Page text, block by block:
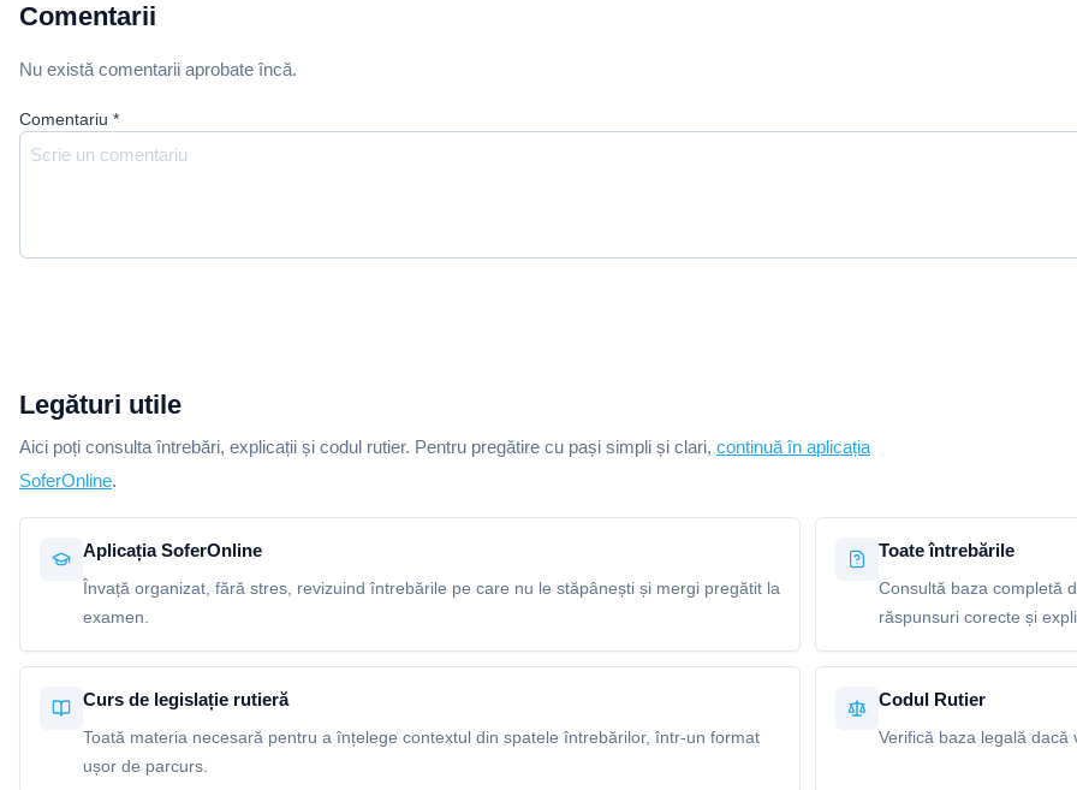
Comentarii
Nu există comentarii aprobate încă.
Comentariu *
Legături utile
Aici poți consulta întrebări, explicații și codul rutier. Pentru pregătire cu pași simpli și clari, continuă în aplicația
SoferOnline.
Aplicația SoferOnline
Învață organizat, fără stres, revizuind întrebările pe care nu le stăpânești și mergi pregătit la
examen.
Toate întrebările
Consultă baza completă
răspunsuri corecte și
Curs de legislație rutieră
Toată materia necesară pentru a înțelege contextul din spatele întrebărilor, într-un format
ușor de parcurs.
Codul Rutier
Verifică baza legală dacă